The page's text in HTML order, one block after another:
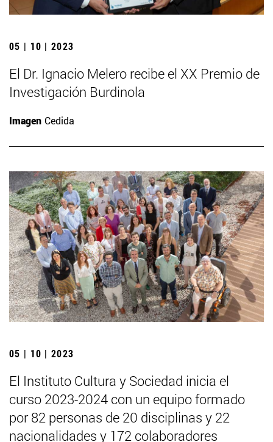
05 | 10 | 2023
El Dr. Ignacio Melero recibe el XX Premio de
Investigación Burdinola
Imagen Cedida
05 | 10 | 2023
El Instituto Cultura y Sociedad inicia el
curso 2023-2024 con un equipo formado
por 82 personas de 20 disciplinas y 22
nacionalidades y 172 colaboradores